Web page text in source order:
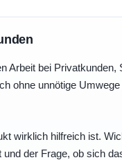
Arbeit bei Privatkunden,
ohne unnötige
wirklich hilfreich ist.
der Frage, ob sich